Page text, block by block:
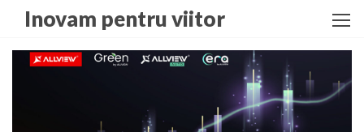
the
Inovam pentru viitor